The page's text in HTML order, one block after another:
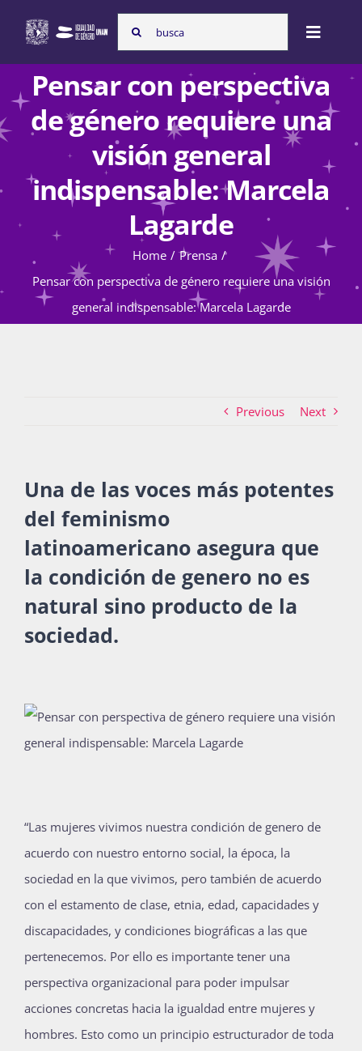
content
Search
for:
Toggle
Inicio
Nosotras
Programas
Atención de la violencia de género
La Boletina
Blog
Recursos
Publicaciones
Bienvenida generación 2027-1
Pensar con perspectiva
de género requiere una
visión general
indispensable: Marcela
Lagarde
Home
Prensa
Pensar con perspectiva de género requiere una visión
general indispensable: Marcela Lagarde
Previous Next
Una de las voces más potentes
del feminismo
latinoamericano asegura que
la condición de genero no es
natural sino producto de la
sociedad.
“Las mujeres vivimos nuestra condición de genero de
acuerdo con nuestro entorno social, la época, la
sociedad en la que vivimos, pero también de acuerdo
con el estamento de clase, etnia, edad, capacidades y
discapacidades, y condiciones biográficas a las que
pertenecemos. Por ello es importante tener una
perspectiva organizacional para poder impulsar
acciones concretas hacia la igualdad entre mujeres y
hombres. Esto como un principio estructurador de toda